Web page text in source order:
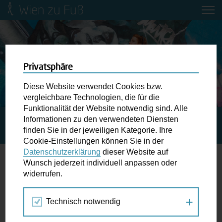
Wien zu Fuß
Mobilitätsbildung für Kinder und
Jugendliche
Ringstraße-Neugestaltung
Wiener Fußwegekarte
Newsletter abonnieren
Wunschbox
der Ampel ...
STARTSEITE SPAZIERGANG KALENDER
WIR ERGEHEN
UNSERE STADT!
19.
SEP
2017
Privatsphäre
Diese Website verwendet Cookies bzw.
vergleichbare Technologien, die für die
Funktionalität der Website notwendig sind. Alle
Informationen zu den verwendeten Diensten
finden Sie in der jeweiligen Kategorie. Ihre
Cookie-Einstellungen können Sie in der
Datenschutzerklärung dieser Website auf
Wunsch jederzeit individuell anpassen oder
widerrufen.
Technisch notwendig